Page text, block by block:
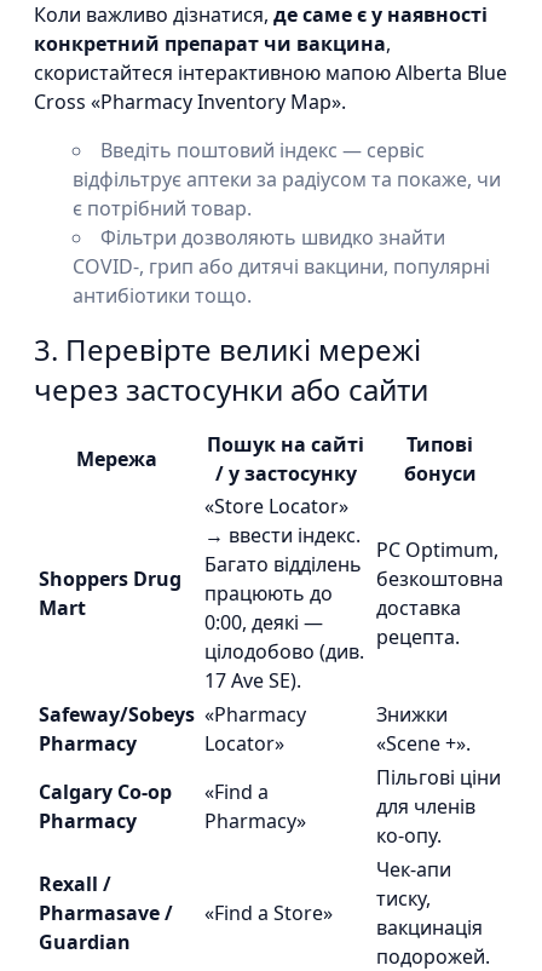
Коли важливо дізнатися, де саме є у наявності
конкретний препарат чи вакцина,
скористайтеся інтерактивною мапою Alberta Blue
Cross «Pharmacy Inventory Map».
Введіть поштовий індекс — сервіс
відфільтрує аптеки за радіусом та покаже, чи
є потрібний товар.
Фільтри дозволяють швидко знайти
COVID-, грип або дитячі вакцини, популярні
антибіотики тощо.
3. Перевірте великі мережі
через застосунки або сайти
Мережа
Пошук на сайті
/ у застосунку
Типові
бонуси
Shoppers Drug
Mart
«Store Locator»
→ ввести індекс.
Багато відділень
працюють до
0:00, деякі —
цілодобово (див.
17 Ave SE).
PC Optimum,
безкоштовна
доставка
рецепта.
Safeway/Sobeys
Pharmacy
«Pharmacy
Locator»
Знижки
«Scene +».
Calgary Co-op
Pharmacy
«Find a
Pharmacy»
Пільгові ціни
для членів
ко-опу.
Rexall /
Pharmasave /
Guardian
«Find a Store»
Чек-апи
тиску,
вакцинація
подорожей.